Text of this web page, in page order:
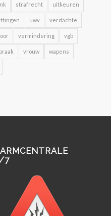
strafrecht uitkeuren
uwv verdachte
vermindering vgb
vrouw wapens
7